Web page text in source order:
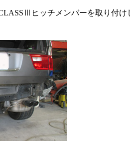
ヒッチメンバーを取り付